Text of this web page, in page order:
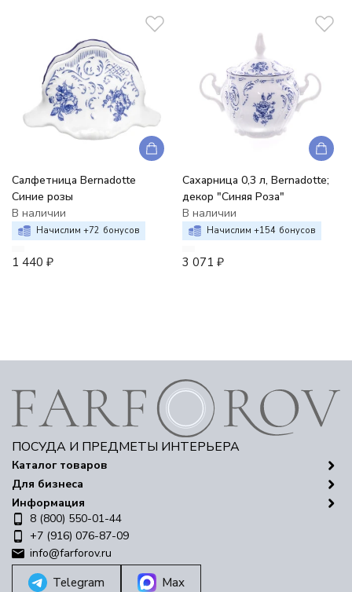
Салфетница Bernadotte
Синие розы
В наличии
Начислим +72 бонусов
1 440 ₽
Сахарница 0,3 л, Bernadotte;
декор "Синяя Роза"
В наличии
Начислим +154 бонусов
3 071 ₽
ПОСУДА И ПРЕДМЕТЫ ИНТЕРЬЕРА
Каталог товаров
Для бизнеса
Информация
8 (800) 550-01-44
+7 (916) 076-87-09
info@farforov.ru
Telegram Max